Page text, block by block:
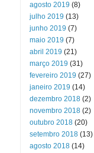
agosto 2019 (8)
julho 2019 (13)
junho 2019 (7)
maio 2019 (7)
abril 2019 (21)
março 2019 (31)
fevereiro 2019 (27)
janeiro 2019 (14)
dezembro 2018 (2)
novembro 2018 (2)
outubro 2018 (20)
setembro 2018 (13)
agosto 2018 (14)